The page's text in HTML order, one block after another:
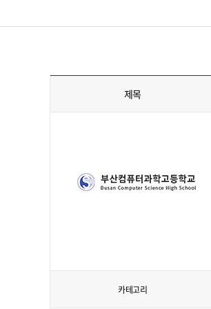
제목
카테고리